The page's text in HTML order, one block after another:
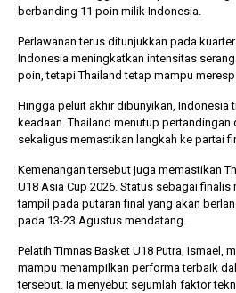
berbanding 11 poin milik Indonesia.
Perlawanan terus ditunjukkan pada
Indonesia meningkatkan intensitas
poin, tetapi Thailand tetap mampu
Hingga peluit akhir dibunyikan, Indonesia
keadaan. Thailand menutup pertandingan
sekaligus memastikan langkah ke partai
Kemenangan tersebut juga memastikan
U18 Asia Cup 2026. Status sebagai finalis
tampil pada putaran final yang akan
pada 13-23 Agustus mendatang.
Pelatih Timnas Basket U18 Putra, Ismael,
mampu menampilkan performa terbaik
tersebut. Ia menyebut sejumlah faktor